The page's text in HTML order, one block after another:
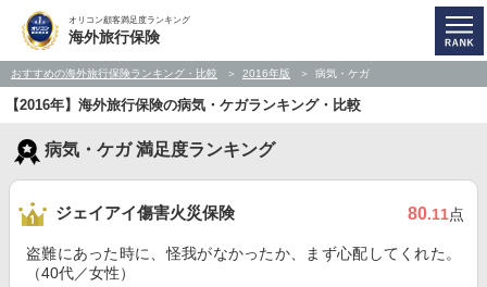
オリコン顧客満足度ランキング
海外旅行保険
おすすめの海外旅行保険ランキング・比較 2016年版 病気・ケガ
【2016年】海外旅行保険の病気・ケガランキング・比較
病気・ケガ 満足度ランキング
ジェイアイ傷害火災保険 80.11点
盗難にあった時に、怪我がなかったか、まず心配してくれた。
（40代／女性）